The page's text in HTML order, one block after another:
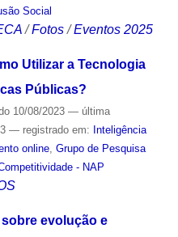
Social
/Fotos /Eventos 2025
Utilizar a Tecnologia
Públicas?
10/08/2023 — última
— registrado em: Inteligência
online, Grupo de Pesquisa
- NAP
sobre evolução e